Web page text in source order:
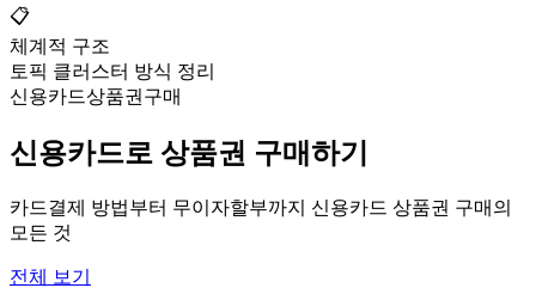
📋
체계적 구조
토픽 클러스터 방식 정리
신용카드상품권구매
신용카드로 상품권 구매하기
카드결제 방법부터 무이자할부까지 신용카드 상품권 구매의
모든 것
전체 보기